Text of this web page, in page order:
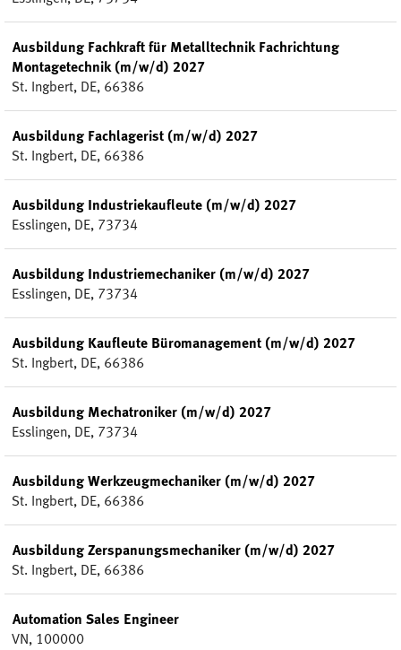
Ausbildung Fachkraft für Metalltechnik Fachrichtung
Montagetechnik (m/w/d) 2027
St. Ingbert, DE, 66386
Ausbildung Fachlagerist (m/w/d) 2027
St. Ingbert, DE, 66386
Ausbildung Industriekaufleute (m/w/d) 2027
Esslingen, DE, 73734
Ausbildung Industriemechaniker (m/w/d) 2027
Esslingen, DE, 73734
Ausbildung Kaufleute Büromanagement (m/w/d) 2027
St. Ingbert, DE, 66386
Ausbildung Mechatroniker (m/w/d) 2027
Esslingen, DE, 73734
Ausbildung Werkzeugmechaniker (m/w/d) 2027
St. Ingbert, DE, 66386
Ausbildung Zerspanungsmechaniker (m/w/d) 2027
St. Ingbert, DE, 66386
Automation Sales Engineer
VN, 100000